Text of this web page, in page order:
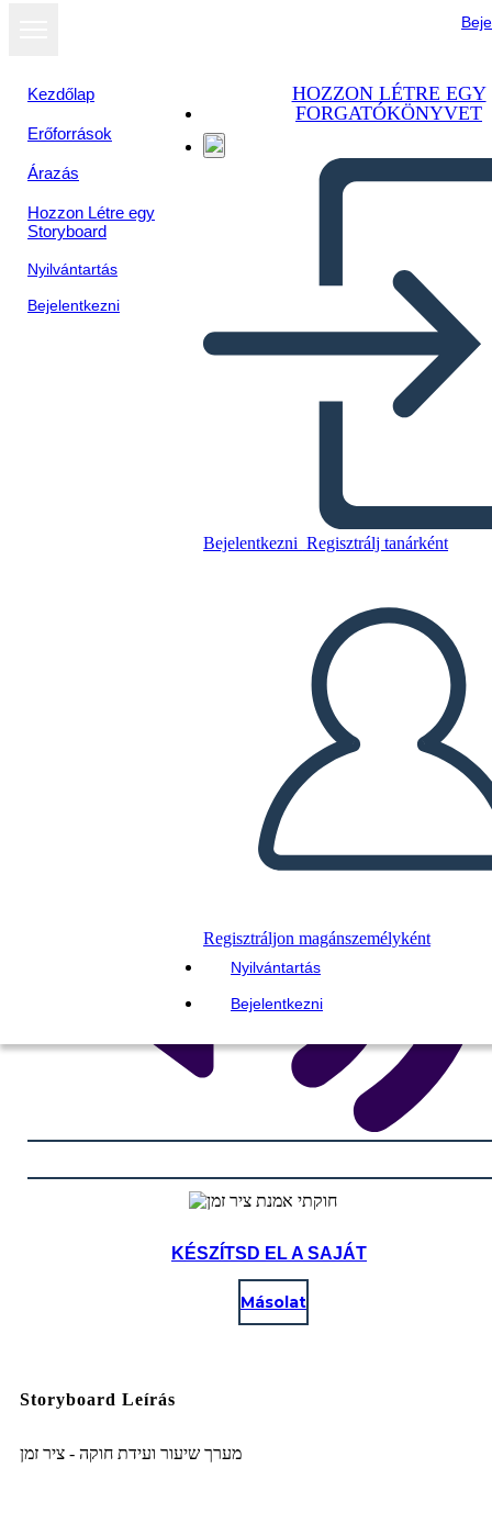
Kezdőlap
Erőforrások
Árazás
Hozzon Létre egy
Storyboard
Nyilvántartás
Bejelentkezni
HOZZON LÉTRE EGY
FORGATÓKÖNYVET
Bejelentkezni Regisztrálj tanárként
Regisztráljon magánszemélyként
Nyilvántartás
Bejelentkezni
DIAVETÍTÉS LEJÁTSZÁSA
OLVASS NEKEM
KÉSZÍTSD EL A SAJÁT
Másolat
Storyboard Leírás
מערך שיעור ועידת חוקה - ציר זמן